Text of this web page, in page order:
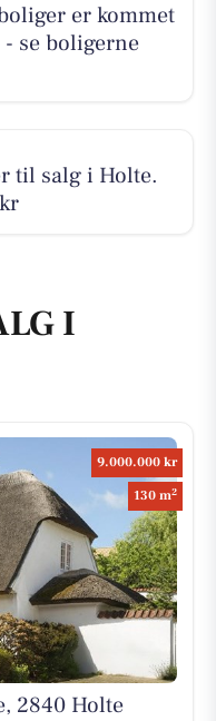
er kommet
se boligerne
til salg i Holte.
I
9.000.000 kr
130 m2
2840 Holte